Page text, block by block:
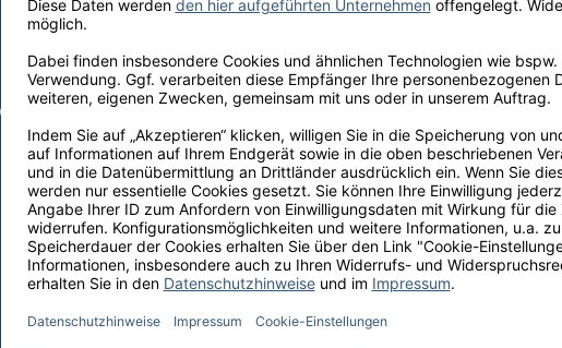
Ihre Schneekloth-Vorteile
Zahlungsoptionen, kostenfreie Lieferung innerhalb
perfekte Weinauswahl.